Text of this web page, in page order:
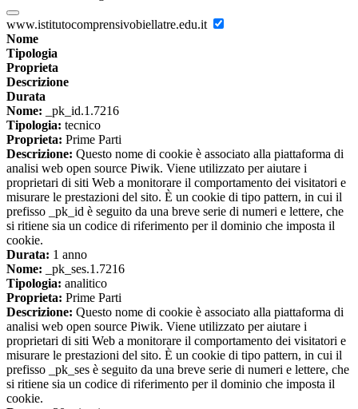
www.istitutocomprensivobiellatre.edu.it
Nome
Tipologia
Proprieta
Descrizione
Durata
Nome: _pk_id.1.7216
Tipologia: tecnico
Proprieta: Prime Parti
Descrizione: Questo nome di cookie è associato alla piattaforma di
analisi web open source Piwik. Viene utilizzato per aiutare i
proprietari di siti Web a monitorare il comportamento dei visitatori e
misurare le prestazioni del sito. È un cookie di tipo pattern, in cui il
prefisso _pk_id è seguito da una breve serie di numeri e lettere, che
si ritiene sia un codice di riferimento per il dominio che imposta il
cookie.
Durata: 1 anno
Nome: _pk_ses.1.7216
Tipologia: analitico
Proprieta: Prime Parti
Descrizione: Questo nome di cookie è associato alla piattaforma di
analisi web open source Piwik. Viene utilizzato per aiutare i
proprietari di siti Web a monitorare il comportamento dei visitatori e
misurare le prestazioni del sito. È un cookie di tipo pattern, in cui il
prefisso _pk_ses è seguito da una breve serie di numeri e lettere, che
si ritiene sia un codice di riferimento per il dominio che imposta il
cookie.